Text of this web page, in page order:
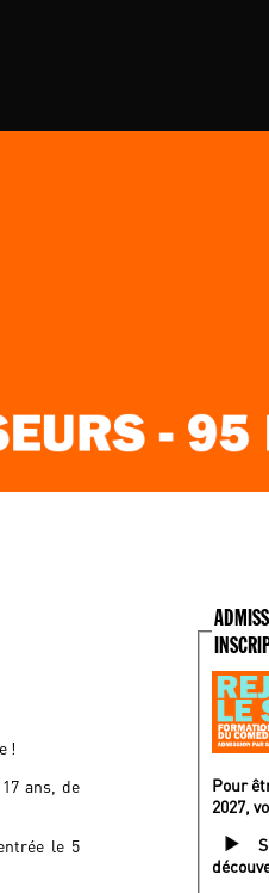
!
ans, de
le 5
ADMISSIONS
Pour
2027,